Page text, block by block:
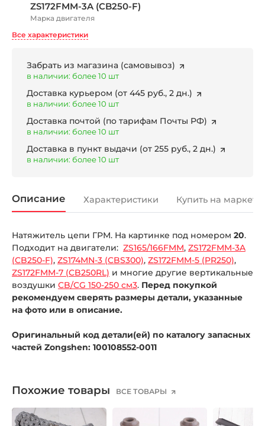
ZS172FMM-3A (CB250-F)
Марка двигателя
Все характеристики
Забрать из магазина (самовывоз)
в наличии: более 10 шт
Доставка курьером (от 445 руб., 2 дн.)
в наличии: более 10 шт
Доставка почтой (по тарифам Почты РФ)
в наличии: более 10 шт
Доставка в пункт выдачи (от 255 руб., 2 дн.)
в наличии: более 10 шт
Описание Характеристики Купить на
Натяжитель цепи ГРМ. На картинке под номером 20.
Подходит на двигатели: ZS165/166FMM, ZS172FMM-3A
(CB250-F), ZS174MN-3 (CBS300), ZS172FMM-5 (PR250),
ZS172FMM-7 (CB250RL) и многие другие вертикальные
воздушки CB/CG 150-250 см3. Перед покупкой
рекомендуем сверять размеры детали, указанные
на фото или в описание.
Оригинальный код детали(ей) по каталогу запасных
частей Zongshen: 100108552-0011
Похожие товары ВСЕ ТОВАРЫ